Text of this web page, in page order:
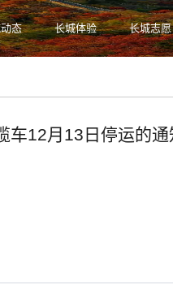
态 长城体验 长城志愿
车12月13日停运的